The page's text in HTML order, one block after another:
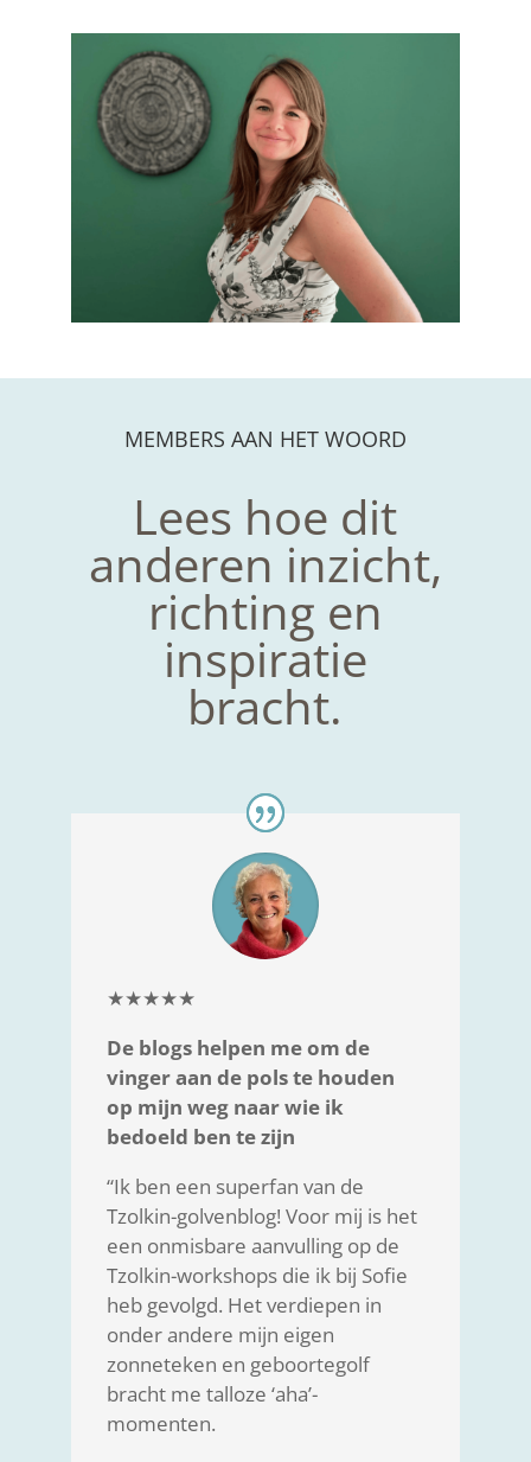
MEMBERS AAN HET WOORD
Lees hoe dit
anderen inzicht,
richting en
inspiratie
bracht.
★★★★★
De blogs helpen me om de
vinger aan de pols te houden
op mijn weg naar wie ik
bedoeld ben te zijn
“Ik ben een superfan van de
Tzolkin-golvenblog! Voor mij is het
een onmisbare aanvulling op de
Tzolkin-workshops die ik bij Sofie
heb gevolgd. Het verdiepen in
onder andere mijn eigen
zonneteken en geboortegolf
bracht me talloze ‘aha’-
momenten.